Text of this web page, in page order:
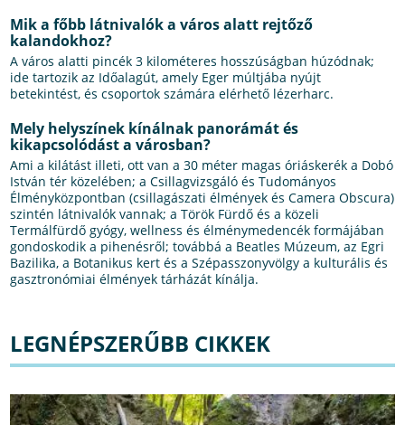
Mik a főbb látnivalók a város alatt rejtőző
kalandokhoz?
A város alatti pincék 3 kilométeres hosszúságban húzódnak;
ide tartozik az Időalagút, amely Eger múltjába nyújt
betekintést, és csoportok számára elérhető lézerharc.
Mely helyszínek kínálnak panorámát és
kikapcsolódást a városban?
Ami a kilátást illeti, ott van a 30 méter magas óriáskerék a Dobó
István tér közelében; a Csillagvizsgáló és Tudományos
Élményközpontban (csillagászati élmények és Camera Obscura)
szintén látnivalók vannak; a Török Fürdő és a közeli
Termálfürdő gyógy, wellness és élménymedencék formájában
gondoskodik a pihenésről; továbbá a Beatles Múzeum, az Egri
Bazilika, a Botanikus kert és a Szépasszonyvölgy a kulturális és
gasztronómiai élmények tárházát kínálja.
LEGNÉPSZERŰBB CIKKEK